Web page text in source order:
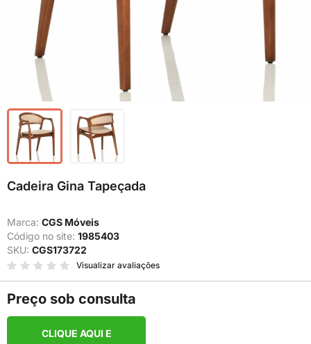
Cadeira Gina Tapeçada
Marca: CGS Móveis
Código no site: 1985403
SKU: CGS173722
Visualizar avaliações
Preço sob consulta
CLIQUE AQUI E